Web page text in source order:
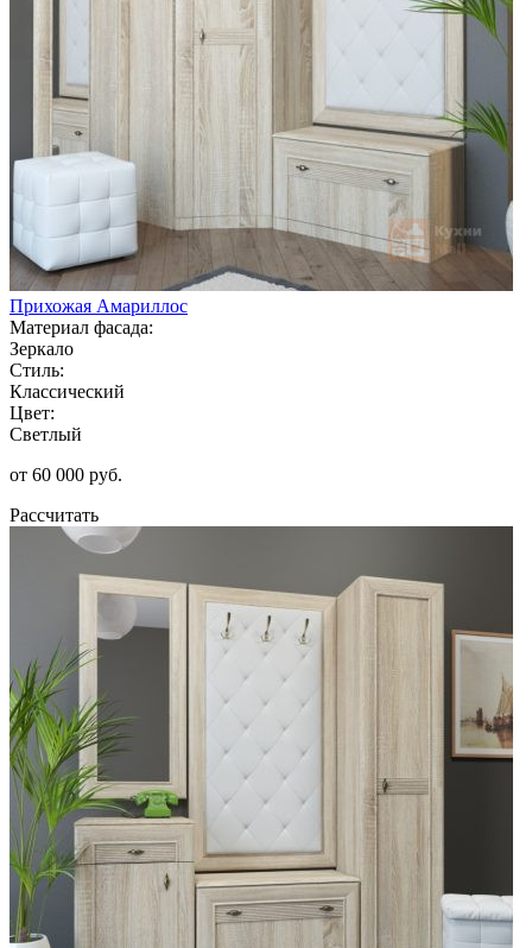
Прихожая Амариллос
Материал фасада:
Зеркало
Стиль:
Классический
Цвет:
Светлый
от 60 000 руб.
Рассчитать